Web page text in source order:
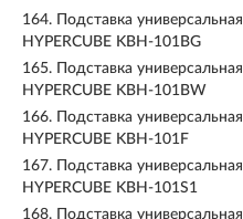
164.
Подставка
HYPERCUBE KBH-101BG
165.
Подставка
HYPERCUBE KBH-101BW
166.
Подставка
HYPERCUBE KBH-101F
167.
Подставка
HYPERCUBE KBH-101S1
168.
Подставка